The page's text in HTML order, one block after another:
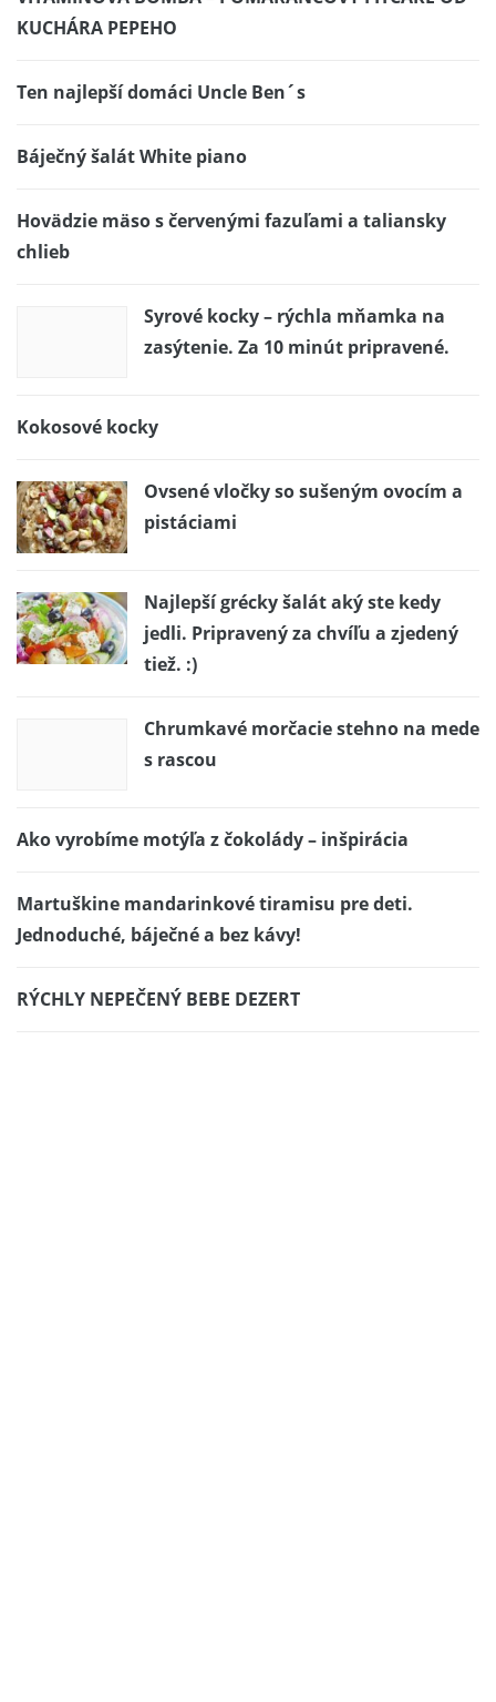
KUCHÁRA PEPEHO
Ten najlepší domáci Uncle Ben´s
Báječný šalát White piano
Hovädzie mäso s červenými fazuľami a taliansky
chlieb
Syrové kocky – rýchla mňamka na
zasýtenie. Za 10 minút pripravené.
Kokosové kocky
Ovsené vločky so sušeným ovocím a
pistáciami
Najlepší grécky šalát aký ste kedy
jedli. Pripravený za chvíľu a zjedený
tiež. :)
Chrumkavé morčacie stehno na mede
s rascou
Ako vyrobíme motýľa z čokolády – inšpirácia
Martuškine mandarinkové tiramisu pre deti.
Jednoduché, báječné a bez kávy!
RÝCHLY NEPEČENÝ BEBE DEZERT